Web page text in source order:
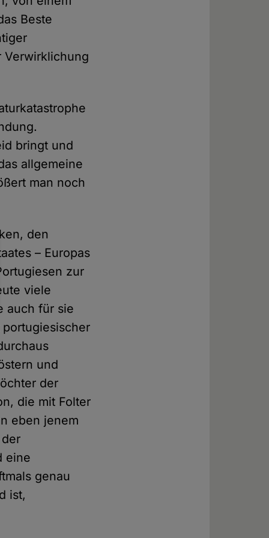
Beste
Verwirklichung
bringt und
allgemeine
man noch
den
– Europas
zur
viele
auch für sie
und
der
die mit Folter
eben jenem
eine
genau
ist,